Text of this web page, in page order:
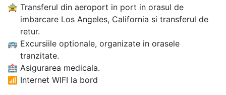
🚖 Transferul din aeroport in port in orasul de
imbarcare Los Angeles, California si transferul de
retur.
🚌 Excursiile optionale, organizate in orasele
tranzitate.
🏥 Asigurarea medicala.
📶 Internet WIFI la bord